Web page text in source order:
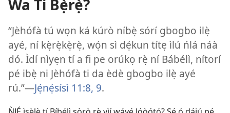
Wa Ti Bẹ̀rẹ̀?
“Jèhófà tú wọn ká kúrò níbẹ̀ sórí gbogbo ilẹ̀
ayé, ní kẹ̀rẹ̀kẹ̀rẹ̀, wọ́n sì dẹ́kun títẹ ìlú ńlá náà
dó. Ìdí nìyẹn tí a fi pe orúkọ rẹ̀ ní Bábélì, nítorí
pé ibẹ̀ ni Jèhófà ti da èdè gbogbo ilẹ̀ ayé
rú.”—Jẹ́nẹ́sísì 11:8, 9.